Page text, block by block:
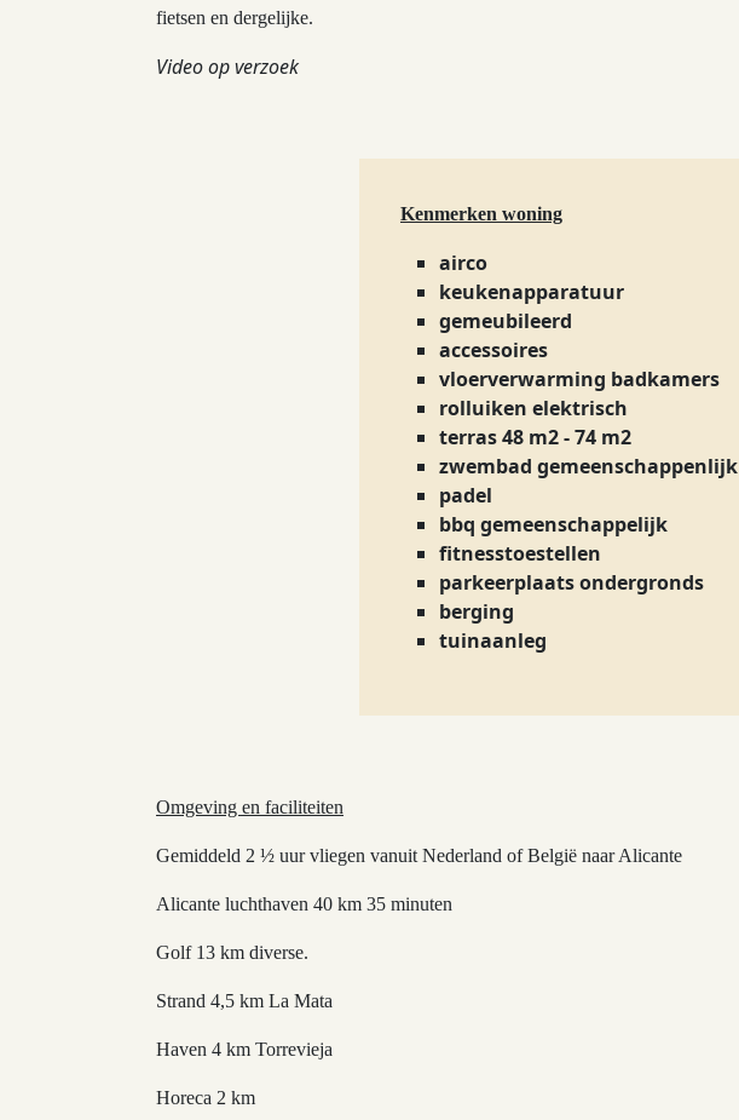
fietsen en dergelijke.
Video op verzoek
Kenmerken woning
airco
keukenapparatuur
gemeubileerd
accessoires
vloerverwarming badkamers
rolluiken elektrisch
terras 48 m2 - 74 m2
zwembad gemeenschappenlijk
padel
bbq gemeenschappelijk
fitnesstoestellen
parkeerplaats ondergronds
berging
tuinaanleg
Omgeving en faciliteiten
Gemiddeld 2 ½ uur vliegen vanuit Nederland of België naar Alicante
Alicante luchthaven 40 km 35 minuten
Golf 13 km diverse.
Strand 4,5 km La Mata
Haven 4 km Torrevieja
Horeca 2 km